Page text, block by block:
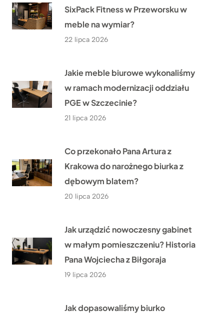
SixPack Fitness w Przeworsku w
meble na wymiar?
22 lipca 2026
Jakie meble biurowe wykonaliśmy
w ramach modernizacji oddziału
PGE w Szczecinie?
21 lipca 2026
Co przekonało Pana Artura z
Krakowa do narożnego biurka z
dębowym blatem?
20 lipca 2026
Jak urządzić nowoczesny gabinet
w małym pomieszczeniu? Historia
Pana Wojciecha z Biłgoraja
19 lipca 2026
Jak dopasowaliśmy biurko